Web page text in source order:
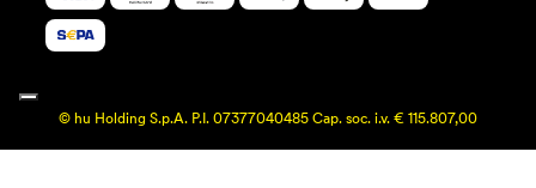
© hu Holding S.p.A. P.I. 07377040485 Cap. soc. i.v. € 115.807,00